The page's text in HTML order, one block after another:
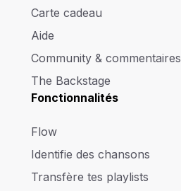
Carte cadeau
Aide
Community & commentaires
The Backstage
Fonctionnalités
Flow
Identifie des chansons
Transfère tes playlists